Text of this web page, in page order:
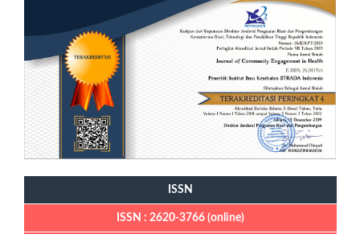
ISSN
ISSN : 2620-3766 (online)